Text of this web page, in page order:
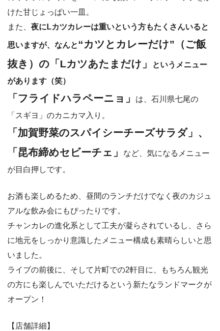
けた甘じょっぱい一皿。
また、 夜にLカツカレーは重いという方もたくさんいると
思いますが、なんと“カツとカレーだけ”（ご飯
抜き）の「Lカツあたまだけ」
というメニュー
があります（笑）
「フライドハラペーニョ」
は、石川県七尾の
「スギヨ」のカニカマ入り。
「加賀野菜のスパイシーチーズサラダ」、
「昆布締めセビーチェ」
など、気になるメニュー
が目白押しです。
お酒も楽しめるため、昼間のランチだけでなく夜のカジュ
アルな飲み会にもぴったりです。
チャンカレの進化系として工夫が凝らされているし、さら
に地元をしっかり意識したメニュー構成も素晴らしいと思
いました。
ライブの前後に、そして片町での2軒目に、もちろん観光
の方にも楽しんでいただけるという新たなランドマークが
オープン！
【店舗詳細】